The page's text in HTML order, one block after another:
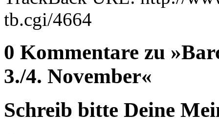
tb.cgi/4664
0 Kommentare zu
3./4. November«
Schreib bitte Deine